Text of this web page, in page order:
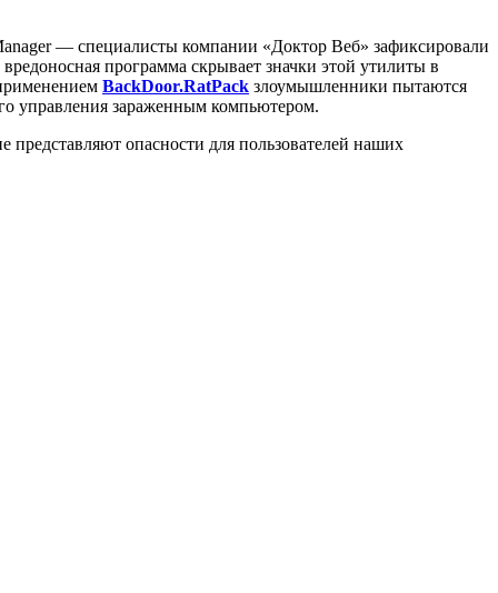
— специалисты компании «Доктор Веб» зафиксировали
программа скрывает значки этой утилиты в
BackDoor.RatPack злоумышленники пытаются
управления зараженным компьютером.
опасности для пользователей наших